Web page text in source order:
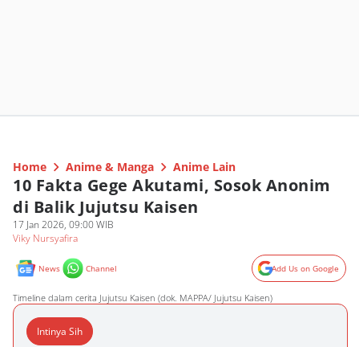
Home Anime & Manga Anime Lain
10 Fakta Gege Akutami, Sosok Anonim
di Balik Jujutsu Kaisen
17 Jan 2026, 09:00 WIB
Viky Nursyafira
News Channel Add Us on Google
Timeline dalam cerita Jujutsu Kaisen (dok. MAPPA/ Jujutsu Kaisen)
Intinya Sih